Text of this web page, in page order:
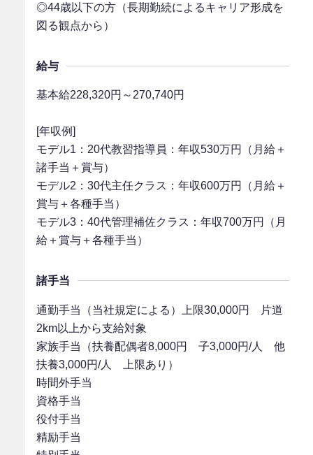
◎44歳以下の方（長期勤続によるキャリア形成を
図る観点から）
給与
基本給228,320円～270,740円
[年収例]
モデル1：20代教習指導員：年収530万円（月給＋
諸手当＋賞与）
モデル2：30代主任クラス：年収600万円（月給＋
賞与＋各種手当）
モデル3：40代管理補佐クラス：年収700万円（月
給＋賞与＋各種手当）
諸手当
通勤手当（当社規定による）上限30,000円 片道
2km以上から支給対象
家族手当（扶養配偶者8,000円 子3,000円/人 他
扶養3,000円/人 上限あり）
時間外手当
資格手当
役付手当
精励手当